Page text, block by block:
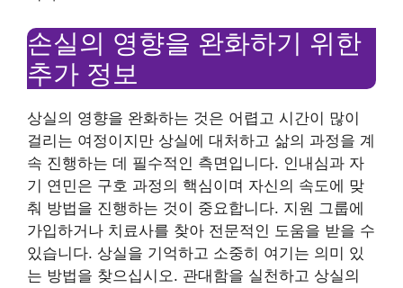
손실의 영향을 완화하기 위한
추가 정보
상실의 영향을 완화하는 것은 어렵고 시간이 많이
걸리는 여정이지만 상실에 대처하고 삶의 과정을 계
속 진행하는 데 필수적인 측면입니다. 인내심과 자
기 연민은 구호 과정의 핵심이며 자신의 속도에 맞
춰 방법을 진행하는 것이 중요합니다. 지원 그룹에
가입하거나 치료사를 찾아 전문적인 도움을 받을 수
있습니다. 상실을 기억하고 소중히 여기는 의미 있
는 방법을 찾으십시오. 관대함을 실천하고 상실의